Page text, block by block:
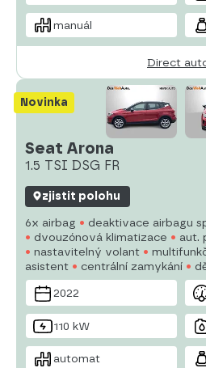
manuál
Direct
Novinka
Seat Arona
1.5 TSI DSG FR
zjistit polohu
6x airbag deaktivace airbagu
dvouzónová klimatizace
aut.
nastavitelný volant
asistent
centrální zamykání
výškově nastavitelná sedadla
el. přední okna
venkovní
2022
110 kW
automat